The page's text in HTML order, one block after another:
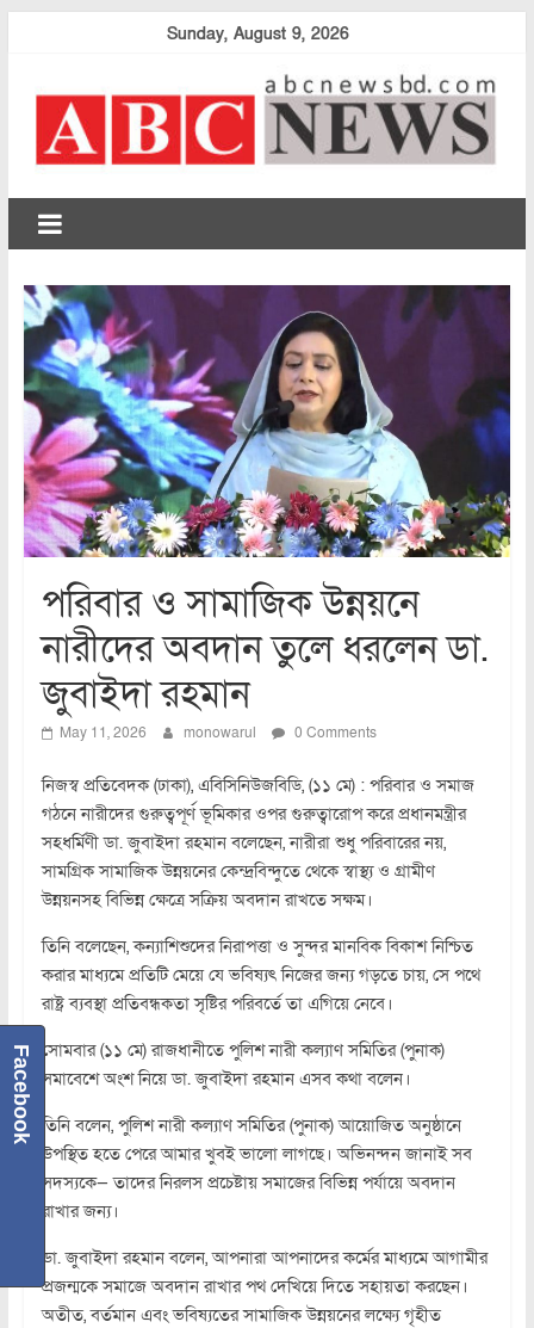
Sunday, August 9, 2026
abcnewsbd
পরিবার ও সামাজিক উন্নয়নে
নারীদের অবদান তুলে ধরলেন ডা.
জুবাইদা রহমান
May 11, 2026 monowarul 0 Comments
নিজস্ব প্রতিবেদক (ঢাকা), এবিসিনিউজবিডি, (১১ মে) : পরিবার ও সমাজ
গঠনে নারীদের গুরুত্বপূর্ণ ভূমিকার ওপর গুরুত্বারোপ করে প্রধানমন্ত্রীর
সহধর্মিণী ডা. জুবাইদা রহমান বলেছেন, নারীরা শুধু পরিবারের নয়,
সামগ্রিক সামাজিক উন্নয়নের কেন্দ্রবিন্দুতে থেকে স্বাস্থ্য ও গ্রামীণ
উন্নয়নসহ বিভিন্ন ক্ষেত্রে সক্রিয় অবদান রাখতে সক্ষম।
তিনি বলেছেন, কন্যাশিশুদের নিরাপত্তা ও সুন্দর মানবিক বিকাশ নিশ্চিত
করার মাধ্যমে প্রতিটি মেয়ে যে ভবিষ্যৎ নিজের জন্য গড়তে চায়, সে পথে
রাষ্ট্র ব্যবস্থা প্রতিবন্ধকতা সৃষ্টির পরিবর্তে তা এগিয়ে নেবে।
সোমবার (১১ মে) রাজধানীতে পুলিশ নারী কল্যাণ সমিতির (পুনাক)
সমাবেশে অংশ নিয়ে ডা. জুবাইদা রহমান এসব কথা বলেন।
তিনি বলেন, পুলিশ নারী কল্যাণ সমিতির (পুনাক) আয়োজিত অনুষ্ঠানে
উপস্থিত হতে পেরে আমার খুবই ভালো লাগছে। অভিনন্দন জানাই সব
সদস্যকে— তাদের নিরলস প্রচেষ্টায় সমাজের বিভিন্ন পর্যায়ে অবদান
রাখার জন্য।
ডা. জুবাইদা রহমান বলেন, আপনারা আপনাদের কর্মের মাধ্যমে আগামীর
প্রজন্মকে সমাজে অবদান রাখার পথ দেখিয়ে দিতে সহায়তা করছেন।
অতীত, বর্তমান এবং ভবিষ্যতের সামাজিক উন্নয়নের লক্ষ্যে গৃহীত
Facebook